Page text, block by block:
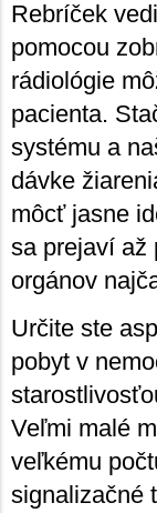
Rebríček
pomocou
rádiológie
pacienta.
systému a
dávke
môcť jasne
sa prejaví až
orgánov
Určite ste
pobyt v
Veľmi malé
veľkému
signalizačné